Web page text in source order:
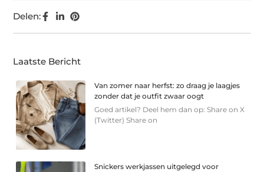
Delen:
Laatste Bericht
Van zomer naar herfst: zo draag je laagjes
zonder dat je outfit zwaar oogt
Goed artikel? Deel hem dan op: Share on X
(Twitter) Share on
Snickers werkjassen uitgelegd voor